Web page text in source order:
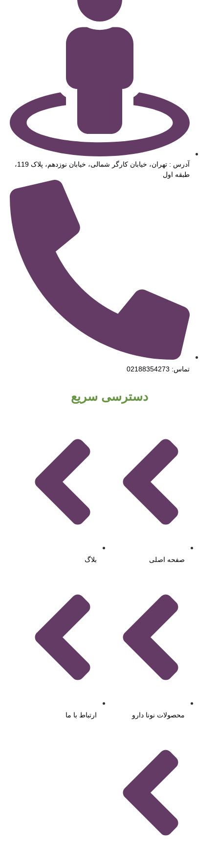
آدرس : تهران، خیابان کارگر شمالی، خیابان نوزدهم، پلاک 119،
طبقه اول
تماس: 02188354273
دسترسی سریع
صفحه اصلی
محصولات نونا دارو
بلاگ
ارتباط با ما